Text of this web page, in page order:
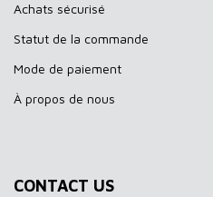
Achats sécurisé
Statut de la commande
Mode de paiement
À propos de nous
CONTACT US